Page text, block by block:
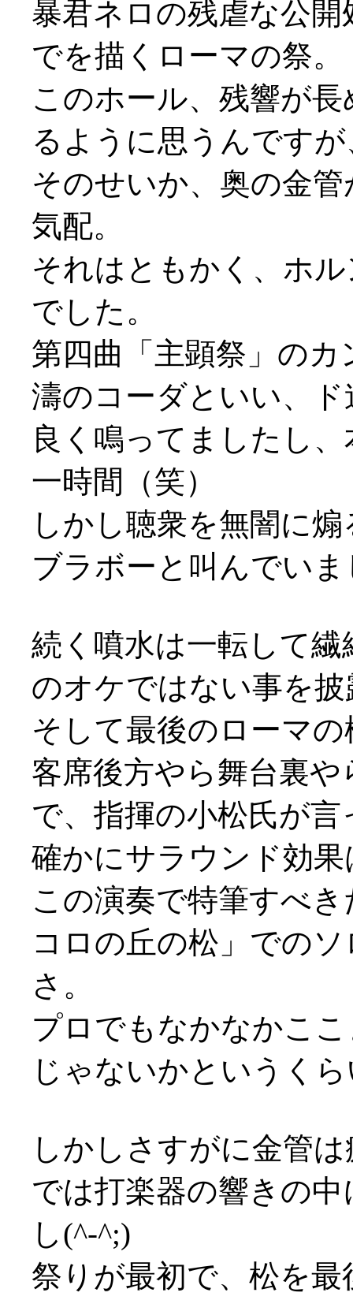
暴君ネロの残虐な公
でを描くローマの祭。
このホール、残響が
るように思うんですが
そのせいか、奥の金
気配。
それはともかく、ホ
でした。
第四曲「主顕祭」の
濤のコーダといい、
良く鳴ってましたし
一時間（笑）
しかし聴衆を無闇に
ブラボーと叫んでい
続く噴水は一転して
のオケではない事を披
そして最後のローマの
客席後方やら舞台裏
で、指揮の小松氏が
確かにサラウンド効
この演奏で特筆すべ
コロの丘の松」での
さ。
プロでもなかなかこ
じゃないかというく
しかしさすがに金管
では打楽器の響きの
し(^-^;)
祭りが最初で、松を